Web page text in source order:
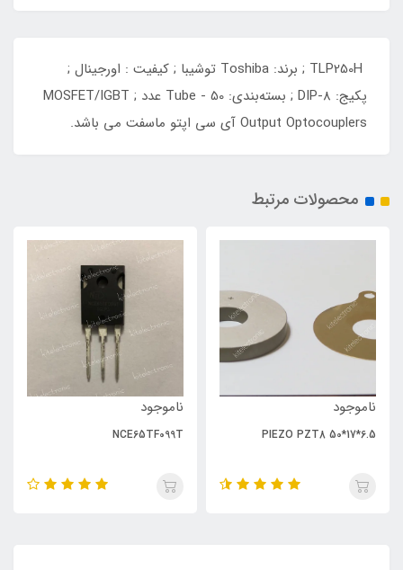
TLP250H ; برند: Toshiba توشیبا ; کیفیت : اورجینال ;
پکیج: DIP-8 ; بسته‌بندی: Tube - 50 عدد ; MOSFET/IGBT
Output Optocouplers آی سی اپتو ماسفت می باشد.
محصولات مرتبط
ناموجود
PIEZO PZT8 50*17*6.5
ناموجود
NCE65TF099T